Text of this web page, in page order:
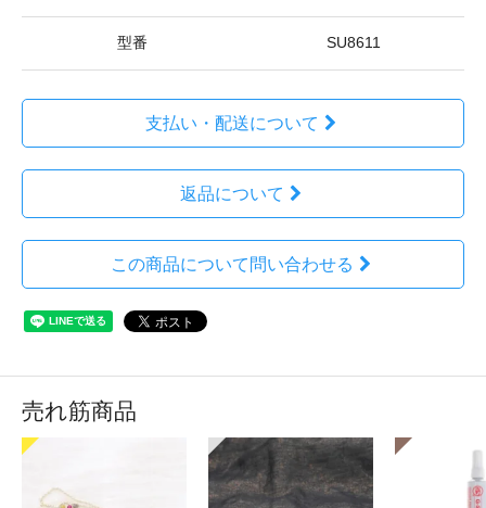
型番 SU8611
支払い・配送について
返品について
この商品について問い合わせる
売れ筋商品